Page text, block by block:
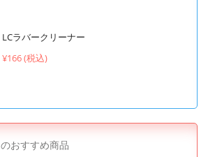
LCラバークリーナー
¥166 (税込)
のおすすめ商品